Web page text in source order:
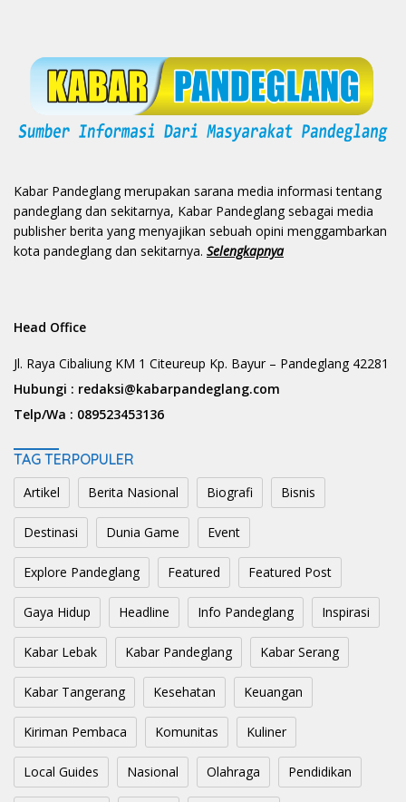
Kabar Pandeglang merupakan sarana media informasi tentang
pandeglang dan sekitarnya, Kabar Pandeglang sebagai media
publisher berita yang menyajikan sebuah opini menggambarkan
kota pandeglang dan sekitarnya. Selengkapnya
Head Office
Jl. Raya Cibaliung KM 1 Citeureup Kp. Bayur – Pandeglang 42281
Hubungi : redaksi@kabarpandeglang.com
Telp/Wa : 089523453136
TAG TERPOPULER
Artikel Berita Nasional Biografi Bisnis
Destinasi Dunia Game Event
Explore Pandeglang Featured Featured Post
Gaya Hidup Headline Info Pandeglang Inspirasi
Kabar Lebak Kabar Pandeglang Kabar Serang
Kabar Tangerang Kesehatan Keuangan
Kiriman Pembaca Komunitas Kuliner
Local Guides Nasional Olahraga Pendidikan